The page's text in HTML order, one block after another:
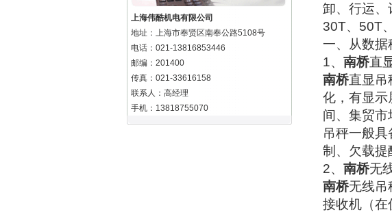
上海伟酷机电有限公司
地址：上海市奉贤区南奉公路5108号
电话：021-13816853446
邮编：201400
传真：021-33616158
联系人：高经理
手机：13818755070
卸、行运、
30T、 50T、
一、从数据
1、 南桥直
南桥直显吊
化，有显示
间、集贸
吊秤一般
制、欠载提
2、 南桥无
南桥无线吊
接收机（在